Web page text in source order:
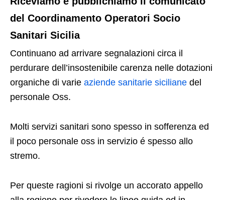
del Coordinamento Operatori Socio
Sanitari Sicilia
Continuano ad arrivare segnalazioni circa il
perdurare dell’insostenibile carenza nelle dotazioni
organiche di varie aziende sanitarie siciliane del
personale Oss.
Molti servizi sanitari sono spesso in sofferenza ed
il poco personale oss in servizio é spesso allo
stremo.
Per queste ragioni si rivolge un accorato appello